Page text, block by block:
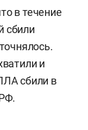
в течение
сбили
и
сбили в